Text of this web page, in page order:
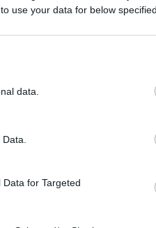
use your data for below
data.
for Targeted
sei, dies aber nicht
des ersten
von denen ein
im vierten Quartal
im Rahmen des